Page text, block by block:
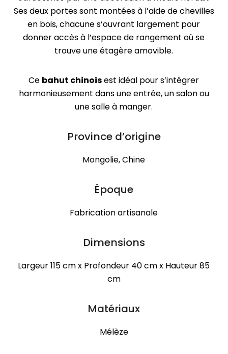
Ses deux portes sont montées à l’aide de chevilles
en bois, chacune s’ouvrant largement pour
donner accès à l’espace de rangement où se
trouve une étagère amovible.
Ce bahut chinoisest idéal pour s’intégrer
harmonieusement dans une entrée, un salon ou
une salle à manger.
Province d’origine
Mongolie, Chine
Époque
Fabrication artisanale
Dimensions
Largeur 115 cm x Profondeur 40 cm x Hauteur 85
cm
Matériaux
Mélèze